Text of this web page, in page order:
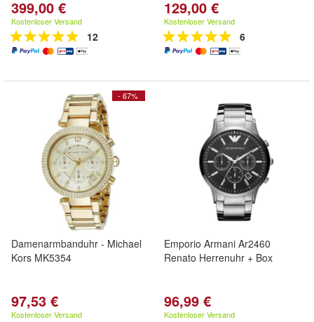
399,00 €
Kostenloser Versand
12
129,00 €
Kostenloser Versand
6
- 67%
Damenarmbanduhr - Michael
Kors MK5354
97,53 €
Kostenloser Versand
Emporio Armani Ar2460
Renato Herrenuhr + Box
96,99 €
Kostenloser Versand